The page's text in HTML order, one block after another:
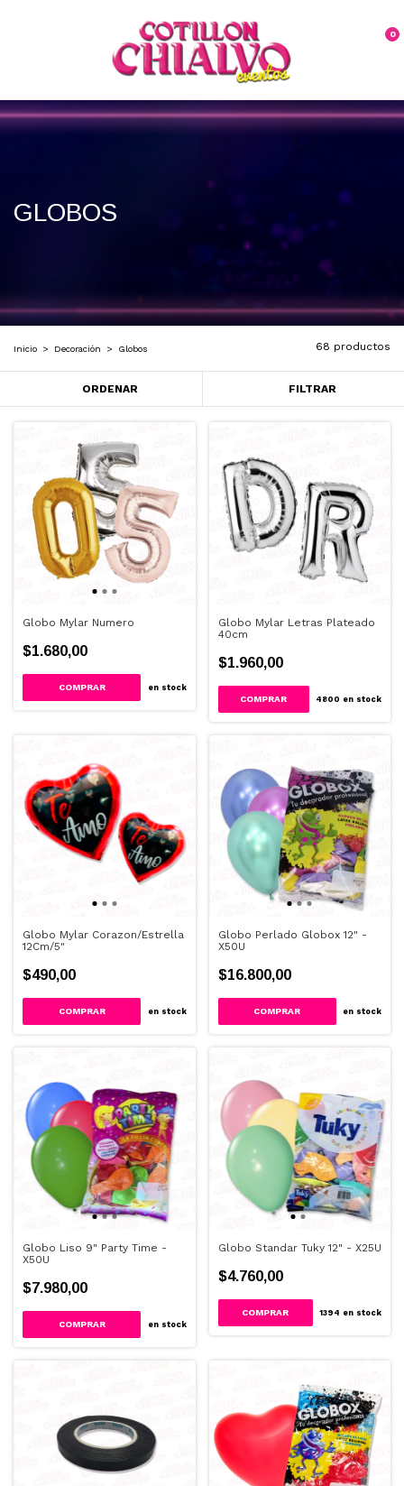
0
GLOBOS
Inicio > Decoración > Globos 68 productos
ORDENAR FILTRAR
Globo Mylar Numero
$1.680,00
COMPRAR en stock
Globo Mylar Letras Plateado
40cm
$1.960,00
COMPRAR 4800 en stock
Globo Mylar Corazon/Estrella
12Cm/5"
$490,00
COMPRAR en stock
Globo Perlado Globox 12" -
X50U
$16.800,00
COMPRAR en stock
Globo Liso 9" Party Time -
X50U
$7.980,00
COMPRAR en stock
Globo Standar Tuky 12" - X25U
$4.760,00
COMPRAR 1394 en stock